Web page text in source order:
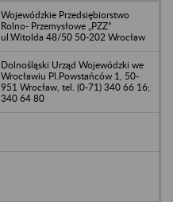
Wojewódzkie Przedsiębiorstwo
Rolno- Przemysłowe „PZZ”
ul.Witolda 48/50 50-202 Wrocław
Dolnośląski Urząd Wojewódzki we
Wrocławiu Pl.Powstańców 1, 50-
951 Wrocław, tel. (0-71) 340 66 16;
340 64 80